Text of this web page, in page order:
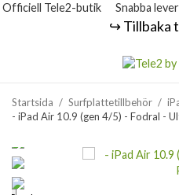
Officiell Tele2-butik Snabba
↪️ Tillbaka
Startsida / Surfplattetillbehör /
- iPad Air 10.9 (gen 4/5) - Fodral -